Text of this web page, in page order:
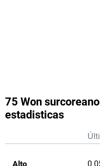
75 Won
estadisticas
Alto